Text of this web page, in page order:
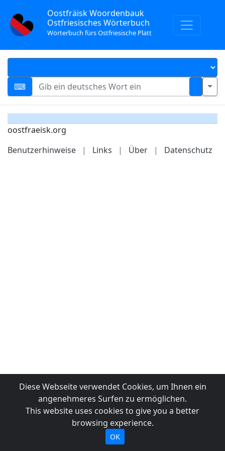
Oostfräisk Woordenbauk
Ostfriesisches Wörterbuch
Wörterbuch fürs Ostfriesische Platt
oostfraeisk.org
Benutzerhinweise
| Links | Über | Datenschutz
Diese Webseite verwendet Cookies, um Ihnen ein
angenehmeres Surfen zu ermöglichen.
This website uses cookies to give you a better
browsing experience.
OK